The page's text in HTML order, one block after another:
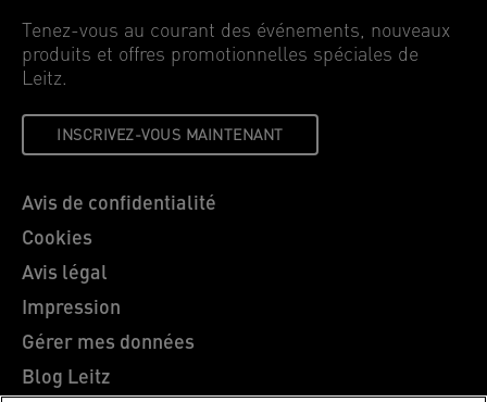
Tenez-vous au courant des événements, nouveaux
produits et offres promotionnelles spéciales de
Leitz.
INSCRIVEZ-VOUS MAINTENANT
Avis de confidentialité
Cookies
Avis légal
Impression
Gérer mes données
Blog Leitz